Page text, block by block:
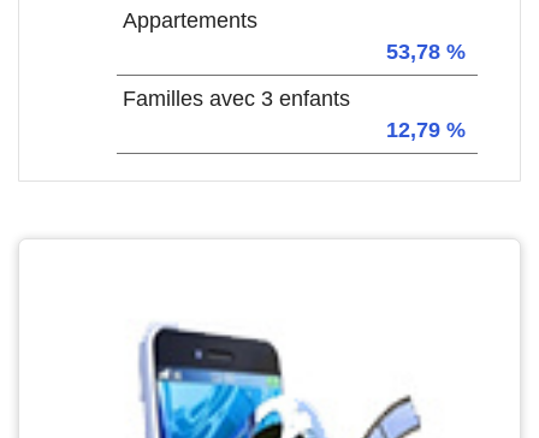
Appartements
53,78 %
Familles avec 3 enfants
12,79 %